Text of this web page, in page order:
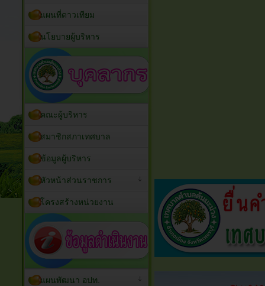
แผนที่ดาวเทียม
นโยบายผู้บริหาร
คณะผู้บริหาร
สมาชิกสภาเทศบาล
ข้อมูลผู้บริหาร
หัวหน้าส่วนราชการ
โครงสร้างหน่วยงาน
แผนพัฒนา อปท.